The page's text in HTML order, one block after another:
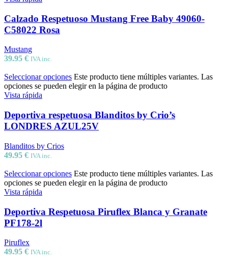
Calzado Respetuoso Mustang Free Baby 49060-
C58022 Rosa
Mustang
39.95 € IVA inc.
Seleccionar opciones Este producto tiene múltiples variantes. Las
opciones se pueden elegir en la página de producto
Vista rápida
Deportiva respetuosa Blanditos by Crio’s
LONDRES AZUL25V
Blanditos by Crios
49.95 € IVA inc.
Seleccionar opciones Este producto tiene múltiples variantes. Las
opciones se pueden elegir en la página de producto
Vista rápida
Deportiva Respetuosa Piruflex Blanca y Granate
PF178-2l
Piruflex
49.95 € IVA inc.